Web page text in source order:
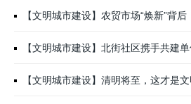
【文明城市建设】清明将至，这才是